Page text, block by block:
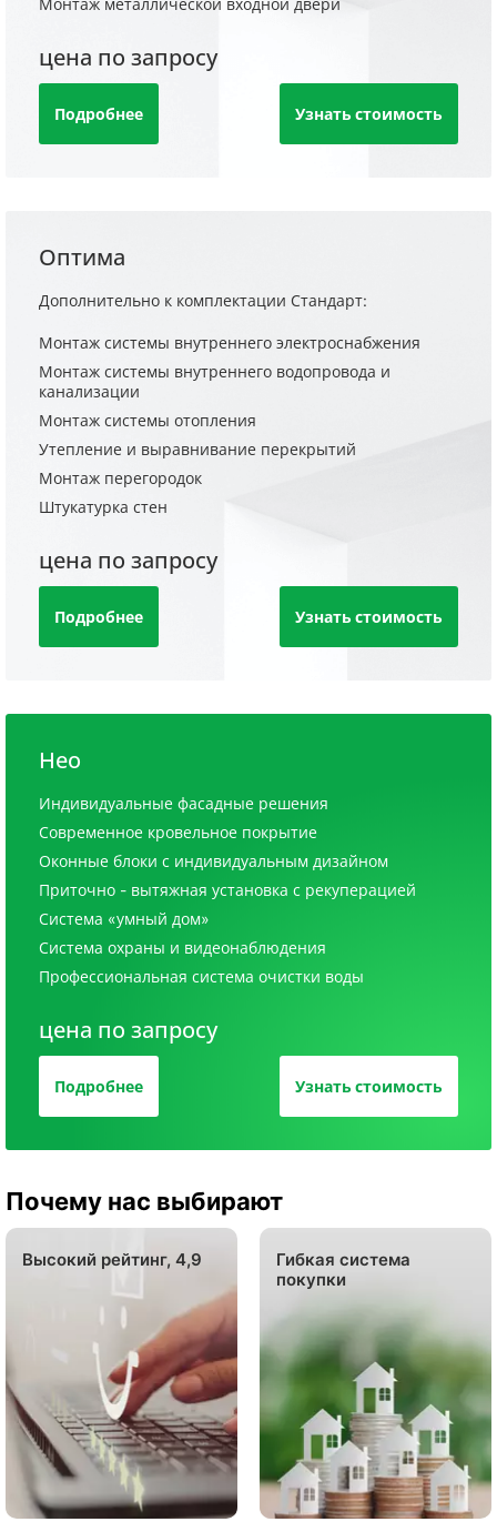
цена по запросу
Подробнее Узнать стоимость
Оптима
Дополнительно к комплектации Стандарт:
Монтаж системы внутреннего электроснабжения
Монтаж системы внутреннего водопровода и
канализации
Монтаж системы отопления
Утепление и выравнивание перекрытий
Монтаж перегородок
Штукатурка стен
цена по запросу
Подробнее Узнать стоимость
Нео
Индивидуальные фасадные решения
Современное кровельное покрытие
Оконные блоки с индивидуальным дизайном
Приточно - вытяжная установка с рекуперацией
Система «умный дом»
Система охраны и видеонаблюдения
Профессиональная система очистки воды
цена по запросу
Подробнее Узнать стоимость
Почему нас выбирают
Высокий рейтинг, 4,9
Гибкая система
покупки